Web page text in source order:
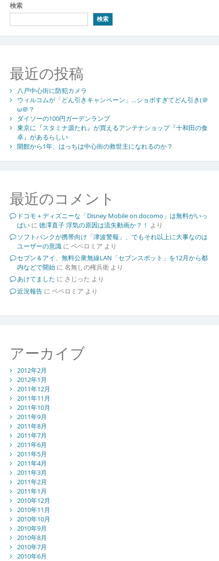
検索
検索
最近の投稿
八戸中心街に防犯カメラ
ウィルコムが「どん引きキャンペーン」…ショボすぎてどん引き(＠
ω＠？
ダイソーの100円ガーデンランプ
東京に『スタミナ源たれ』が買えるアンテナショップ『十和田の食
卓』があるらしい
開館から1年、はっちは中心街の救世主になれるのか？
最近のコメント
ドコモ＋ディズニーな「Disney Mobile on docomo」は無料がいっ
ぱいに 徳澤直子 浮気の原因は流失動画か？！ より
ソフトバンクが携帯向け「津波警報」、でもそれ以上に大事なのは
ユーザーの意識に ペペロミア より
セブン＆アイ、無料公衆無線LAN「セブンスポット」を12月から都
内などで開始に 名無しの権兵衛より
あけてました に さじった より
近況報告に ペペロミア より
アーカイブ
2012年2月
2012年1月
2011年12月
2011年11月
2011年10月
2011年9月
2011年8月
2011年7月
2011年6月
2011年5月
2011年4月
2011年3月
2011年2月
2011年1月
2010年12月
2010年11月
2010年10月
2010年9月
2010年8月
2010年7月
2010年6月